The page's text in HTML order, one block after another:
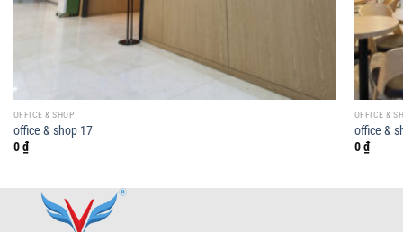
OFFICE & SHOP
office & shop 17
0₫
OFFICE &
office &
0₫